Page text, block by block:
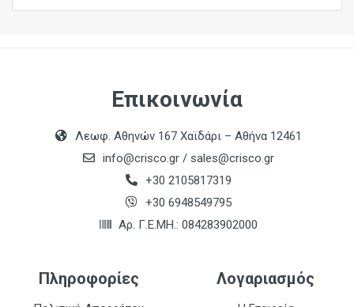
Επικοινωνία
Λεωφ. Αθηνών 167 Χαϊδάρι – Αθήνα 12461
info@crisco.gr / sales@crisco.gr
+30 2105817319
+30 6948549795
Αρ. Γ.Ε.ΜΗ.: 084283902000
Πληροφορίες Λογαριασμός